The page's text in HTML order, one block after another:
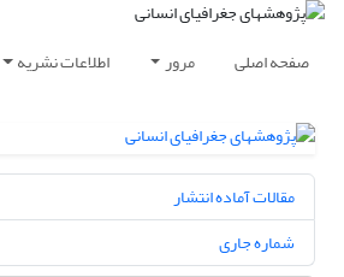
صفحه اصلی مرور اطلاعات نشریه
مقالات آماده انتشار
شماره جاری